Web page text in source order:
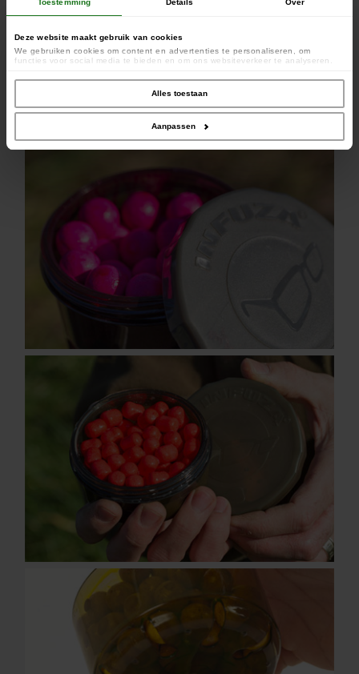
Deze website maakt gebruik van cookies
We gebruiken cookies om content en advertenties te personaliseren, om
functies voor social media te bieden en om ons websiteverkeer te analyseren.
social media, adverteren en analyse. Deze partners kunnen deze gegevens
combineren met andere informatie die u aan ze heeft verstrekt of die ze hebben
verzameld op basis van uw gebruik van hun services.
Alles toestaan
Aanpassen